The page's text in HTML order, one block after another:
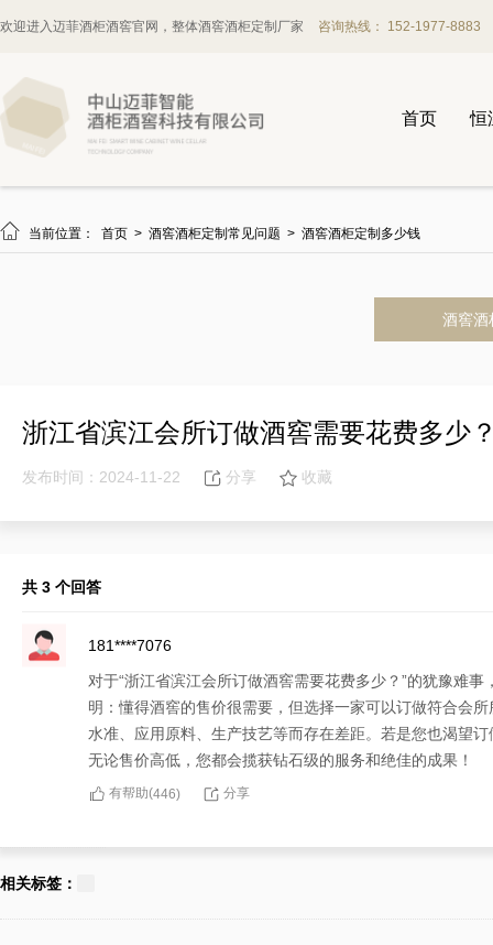
欢迎进入迈菲酒柜酒窖官网，整体酒窖酒柜定制厂家 咨询热线： 152-1977-8883
首页 恒
 当前位置： 首页 > 酒窖酒柜定制常见问题 > 酒窖酒柜定制多少钱
酒窖酒
浙江省滨江会所订做酒窖需要花费多少
发布时间：2024-11-22 分享 收藏
共 3 个回答
181****7076
对于“浙江省滨江会所订做酒窖需要花费多少？”的犹豫难
明：懂得酒窖的售价很需要，但选择一家可以订做符合会
水准、应用原料、生产技艺等而存在差距。若是您也渴望
无论售价高低，您都会揽获钻石级的服务和绝佳的成果！
有帮助(446) 分享
188****1278
相关标签：